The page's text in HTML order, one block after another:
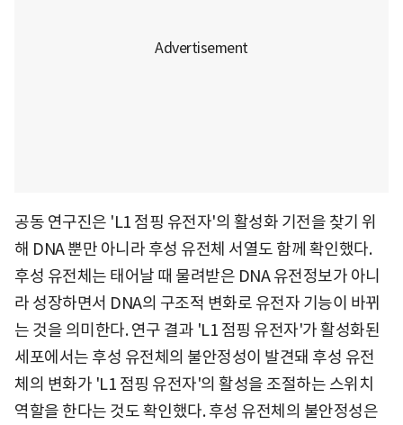
공동 연구진은 'L1 점핑 유전자'의 활성화 기전을 찾기 위
해 DNA 뿐만 아니라 후성 유전체 서열도 함께 확인했다.
후성 유전체는 태어날 때 물려받은 DNA 유전정보가 아니
라 성장하면서 DNA의 구조적 변화로 유전자 기능이 바뀌
는 것을 의미한다. 연구 결과 'L1 점핑 유전자'가 활성화된
세포에서는 후성 유전체의 불안정성이 발견돼 후성 유전
체의 변화가 'L1 점핑 유전자'의 활성을 조절하는 스위치
역할을 한다는 것도 확인했다. 후성 유전체의 불안정성은